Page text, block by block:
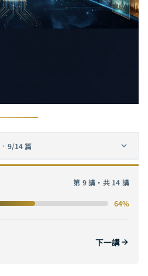
· 9/14 篇
Spring AI 第二講：串流輸出與 ChatModel 深入解析——打造即時回應的 AI 體驗
第 9 講・共 14 講
64%
下一講